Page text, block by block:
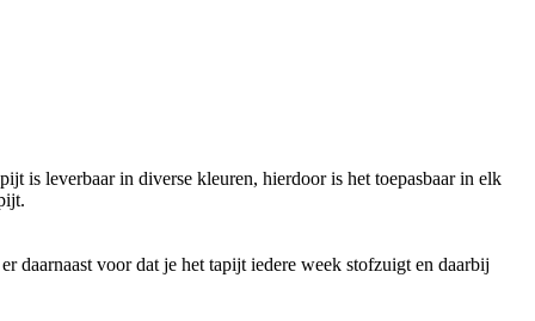
is leverbaar in diverse kleuren, hierdoor is het toepasbaar in elk
voor dat je het tapijt iedere week stofzuigt en daarbij